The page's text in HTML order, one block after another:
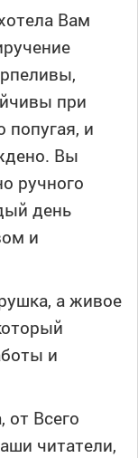
Вам
при
попугая, и
Вы
ручного
день
и
а живое
и
от Всего
читатели,